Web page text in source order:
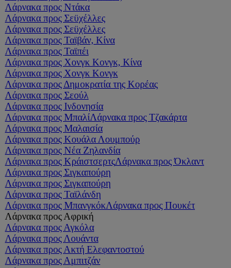
Λάρνακα προς Ντάκα
Λάρνακα προς Σεϋχέλλες
Λάρνακα προς Σεϋχέλλες
Λάρνακα προς Ταϊβάν, Κίνα
Λάρνακα προς Ταϊπέι
Λάρνακα προς Χονγκ Κονγκ, Κίνα
Λάρνακα προς Χονγκ Κονγκ
Λάρνακα προς Δημοκρατία της Κορέας
Λάρνακα προς Σεούλ
Λάρνακα προς Ινδονησία
Λάρνακα προς ΜπαλίΛάρνακα προς Τζακάρτα
Λάρνακα προς Μαλαισία
Λάρνακα προς Κουάλα Λουμπούρ
Λάρνακα προς Νέα Ζηλανδία
Λάρνακα προς ΚράιστσερτςΛάρνακα προς Όκλαντ
Λάρνακα προς Σιγκαπούρη
Λάρνακα προς Σιγκαπούρη
Λάρνακα προς Ταϊλάνδη
Λάρνακα προς ΜπανγκόκΛάρνακα προς Πουκέτ
Λάρνακα προς Αφρική
Λάρνακα προς Αγκόλα
Λάρνακα προς Λουάντα
Λάρνακα προς Ακτή Ελεφαντοστού
Λάρνακα προς Αμπιτζάν